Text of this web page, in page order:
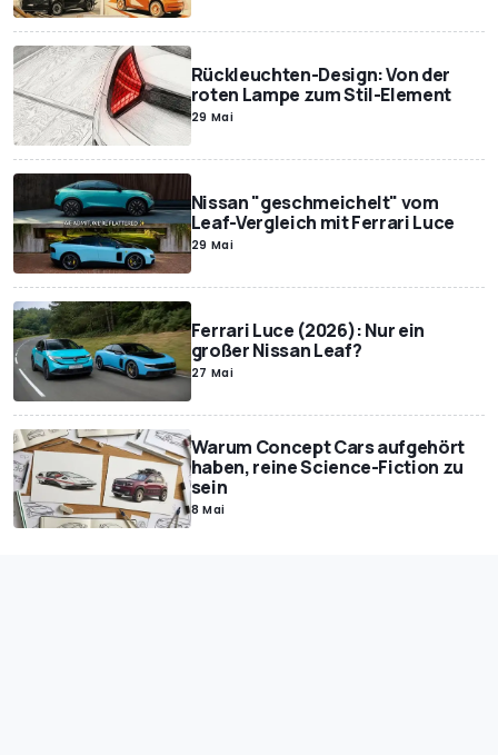
Rückleuchten-Design: Von der
roten Lampe zum Stil-Element
29 Mai
Nissan "geschmeichelt" vom
Leaf-Vergleich mit Ferrari Luce
29 Mai
Ferrari Luce (2026): Nur ein
großer Nissan Leaf?
27 Mai
Warum Concept Cars aufgehört
haben, reine Science-Fiction zu
sein
8 Mai